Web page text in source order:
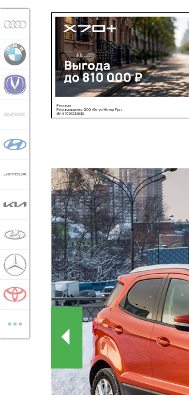
CHANGAN
HAVAL
JETOUR
LADA
MERCEDES-BENZ
TOYOTA
...